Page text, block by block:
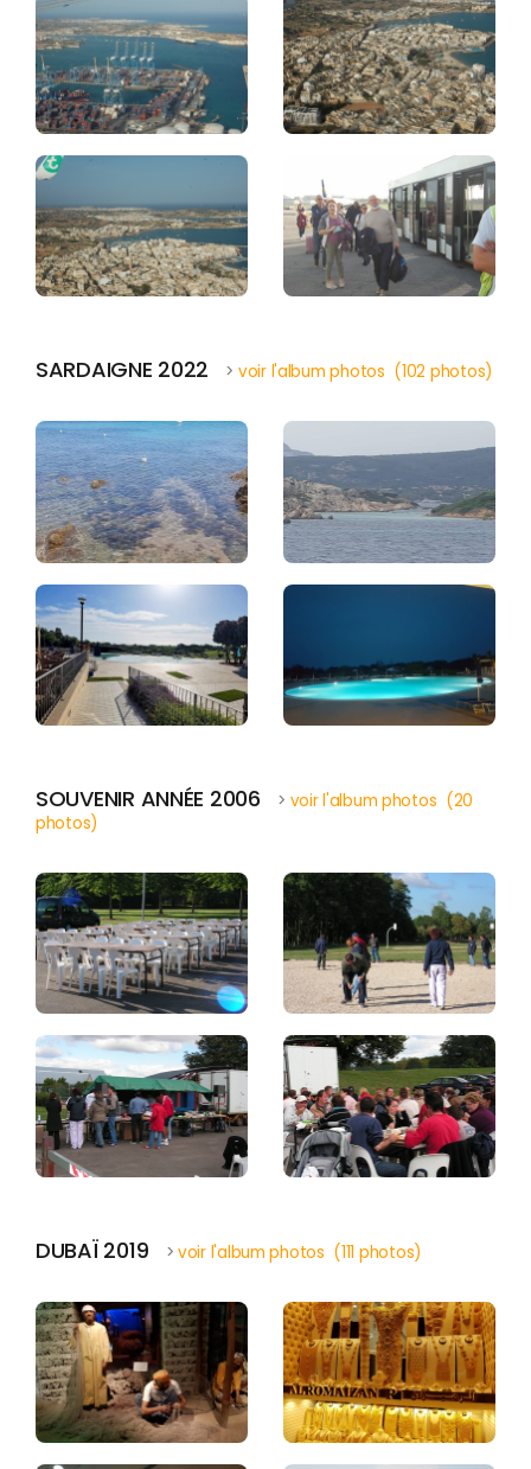
SARDAIGNE 2022 > voir l'album photos (102 photos)
SOUVENIR ANNÉE 2006 > voir l'album photos (20
photos)
DUBAÏ 2019 > voir l'album photos (111 photos)